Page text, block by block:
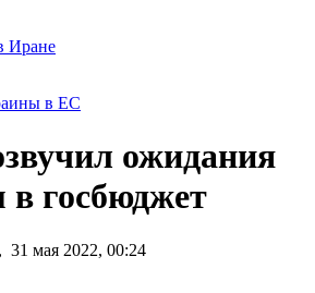
Иране
в ЕС
ожидания
в госбюджет
, 31 мая 2022, 00:24